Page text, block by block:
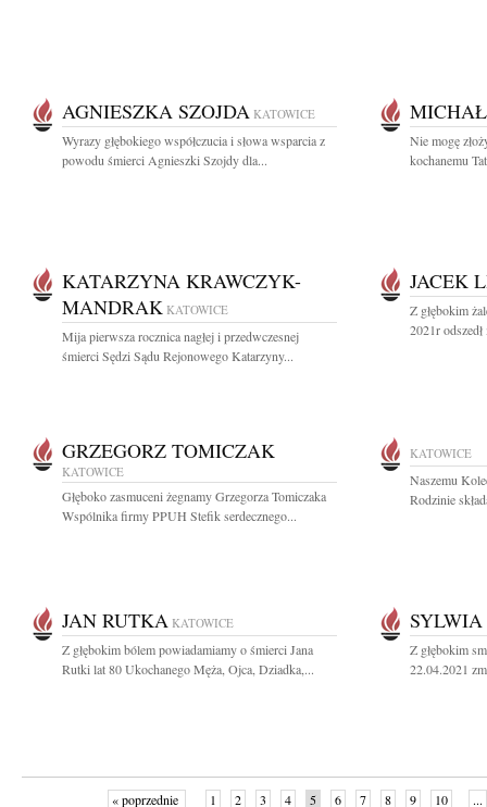
AGNIESZKA SZOJDA KATOWICE
Wyrazy głębokiego współczucia i słowa wsparcia z
powodu śmierci Agnieszki Szojdy dla...
Nie mogę
kochanemu
KATARZYNA KRAWCZYK-
MANDRAK KATOWICE
Mija pierwsza rocznica nagłej i przedwczesnej
śmierci Sędzi Sądu Rejonowego Katarzyny...
JACEK
Z głębokim
2021r
GRZEGORZ TOMICZAK
KATOWICE
Głęboko zasmuceni żegnamy Grzegorza Tomiczaka
Wspólnika firmy PPUH Stefik serdecznego...
KATOWICE
Naszemu
Rodzinie
JAN RUTKA KATOWICE
Z głębokim bólem powiadamiamy o śmierci Jana
Rutki lat 80 Ukochanego Męża, Ojca, Dziadka,...
Z głębokim
22.04.2021
« poprzednie 1 2 3 4 5 6 7 8 9 10 ...